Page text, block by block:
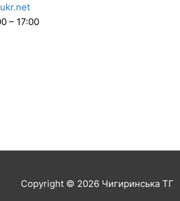
– 17:00
Copyright © 2026 Чигиринська ТГ